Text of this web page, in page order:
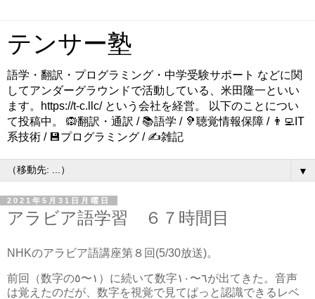
テンサー塾
語学・翻訳・プログラミング・中学受験サポート などに関
してアンダーグラウンドで活動している、米田隆一といい
ます。https://t-c.llc/ という会社を経営。 以下のことについ
て投稿中。 🙉翻訳・通訳 / 📚語学 / 🦻聴覚情報保障 / 👨‍💻IT
系技術 / 💾プログラミング / ✍️雑記
▼
2021年5月31日月曜日
アラビア語学習 ６７時間目
NHKのアラビア語講座第８回(5/30放送)。
前回（数字の١〜٥）に続いて数字٦〜١٠が出てきた。音声
は覚えたのだが、数字を視覚で見てぱっと認識できるレベ